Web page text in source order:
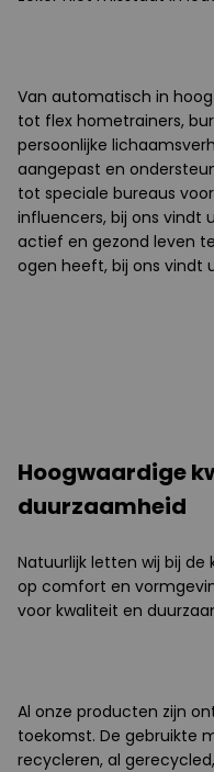
Van automatisch in
tot flex hometrainers,
persoonlijke
aangepast en
tot speciale bureaus
influencers, bij ons vindt
actief en gezond leven
ogen heeft, bij ons vindt
Hoogwaardige
duurzaamheid
Natuurlijk letten wij bij
op comfort en
voor kwaliteit en
Al onze producten zijn
toekomst. De gebruikte
recycleren, al